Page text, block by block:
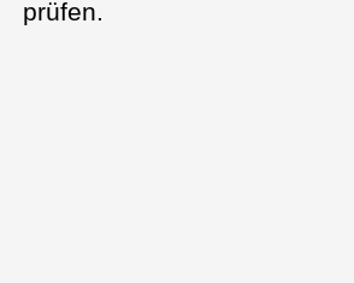
prüfen.